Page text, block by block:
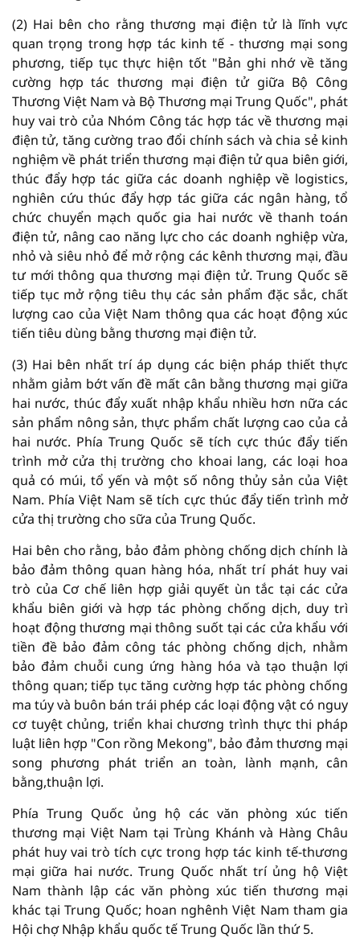
(2) Hai bên cho rằng thương mại điện tử là lĩnh vực
quan trọng trong hợp tác kinh tế - thương mại song
phương, tiếp tục thực hiện tốt "Bản ghi nhớ về tăng
cường hợp tác thương mại điện tử giữa Bộ Công
Thương Việt Nam và Bộ Thương mại Trung Quốc", phát
huy vai trò của Nhóm Công tác hợp tác về thương mại
điện tử, tăng cường trao đổi chính sách và chia sẻ kinh
nghiệm về phát triển thương mại điện tử qua biên giới,
thúc đẩy hợp tác giữa các doanh nghiệp về logistics,
nghiên cứu thúc đẩy hợp tác giữa các ngân hàng, tổ
chức chuyển mạch quốc gia hai nước về thanh toán
điện tử, nâng cao năng lực cho các doanh nghiệp vừa,
nhỏ và siêu nhỏ để mở rộng các kênh thương mại, đầu
tư mới thông qua thương mại điện tử. Trung Quốc sẽ
tiếp tục mở rộng tiêu thụ các sản phẩm đặc sắc, chất
lượng cao của Việt Nam thông qua các hoạt động xúc
tiến tiêu dùng bằng thương mại điện tử.
(3) Hai bên nhất trí áp dụng các biện pháp thiết thực
nhằm giảm bớt vấn đề mất cân bằng thương mại giữa
hai nước, thúc đẩy xuất nhập khẩu nhiều hơn nữa các
sản phẩm nông sản, thực phẩm chất lượng cao của cả
hai nước. Phía Trung Quốc sẽ tích cực thúc đẩy tiến
trình mở cửa thị trường cho khoai lang, các loại hoa
quả có múi, tổ yến và một số nông thủy sản của Việt
Nam. Phía Việt Nam sẽ tích cực thúc đẩy tiến trình mở
cửa thị trường cho sữa của Trung Quốc.
Hai bên cho rằng, bảo đảm phòng chống dịch chính là
bảo đảm thông quan hàng hóa, nhất trí phát huy vai
trò của Cơ chế liên hợp giải quyết ùn tắc tại các cửa
khẩu biên giới và hợp tác phòng chống dịch, duy trì
hoạt động thương mại thông suốt tại các cửa khẩu với
tiền đề bảo đảm công tác phòng chống dịch, nhằm
bảo đảm chuỗi cung ứng hàng hóa và tạo thuận lợi
thông quan; tiếp tục tăng cường hợp tác phòng chống
ma túy và buôn bán trái phép các loại động vật có nguy
cơ tuyệt chủng, triển khai chương trình thực thi pháp
luật liên hợp "Con rồng Mekong", bảo đảm thương mại
song phương phát triển an toàn, lành mạnh, cân
bằng,thuận lợi.
Phía Trung Quốc ủng hộ các văn phòng xúc tiến
thương mại Việt Nam tại Trùng Khánh và Hàng Châu
phát huy vai trò tích cực trong hợp tác kinh tế-thương
mại giữa hai nước. Trung Quốc nhất trí ủng hộ Việt
Nam thành lập các văn phòng xúc tiến thương mại
khác tại Trung Quốc; hoan nghênh Việt Nam tham gia
Hội chợ Nhập khẩu quốc tế Trung Quốc lần thứ 5.